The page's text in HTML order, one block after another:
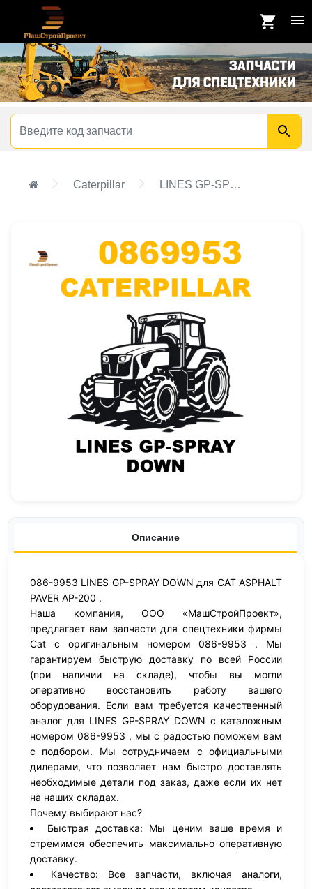
Caterpillar LINES GP-SPRAY DOWN
Описание
086-9953 LINES GP-SPRAY DOWN для CAT ASPHALT
PAVER AP-200 .
Наша компания, ООО «МашСтройПроект»,
предлагает вам запчасти для спецтехники фирмы
Cat с оригинальным номером 086-9953 . Мы
гарантируем быструю доставку по всей России
(при наличии на складе), чтобы вы могли
оперативно восстановить работу вашего
оборудования. Если вам требуется качественный
аналог для LINES GP-SPRAY DOWN с каталожным
номером 086-9953 , мы с радостью поможем вам
с подбором. Мы сотрудничаем с официальными
дилерами, что позволяет нам быстро доставлять
необходимые детали под заказ, даже если их нет
на наших складах.
Почему выбирают нас?
Быстрая доставка: Мы ценим ваше время и
стремимся обеспечить максимально оперативную
доставку.
Качество: Все запчасти, включая аналоги,